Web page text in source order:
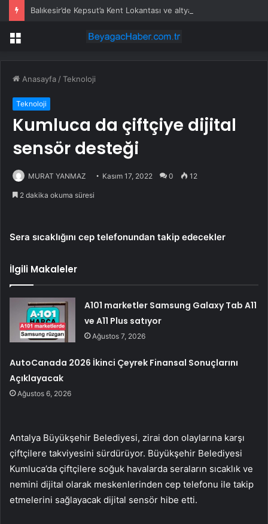
Balıkesir’de Kepsut’a Kent Lokantası ve altyapı desteği
Menü
Anasayfa /Teknoloji
Teknoloji
Kumluca da çiftçiye dijital
sensör desteği
MURAT YANMAZ Kasım 17, 2022 0 12
2 dakika okuma süresi
Sera sıcaklığını cep telefonundan takip edecekler
İlgili Makaleler
A101 marketler Samsung Galaxy Tab A11
ve A11 Plus satıyor
Ağustos 7, 2026
AutoCanada 2026 İkinci Çeyrek Finansal Sonuçlarını
Açıklayacak
Ağustos 6, 2026
Antalya Büyükşehir Belediyesi, zirai don olaylarına karşı
çiftçilere takviyesini sürdürüyor. Büyükşehir Belediyesi
Kumluca’da çiftçilere soğuk havalarda seraların sıcaklık ve
nemini dijital olarak meskenlerinden cep telefonu ile takip
etmelerini sağlayacak dijital sensör hibe etti.